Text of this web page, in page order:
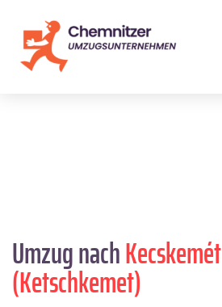
Umzug nachKecskemét
(Ketschkemet)